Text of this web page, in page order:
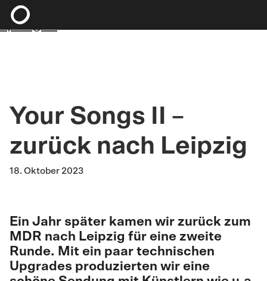
Zum Hauptinhalt springen
springen
Your Songs II –
zurück nach Leipzig
18. Oktober 2023
Ein Jahr später kamen wir zurück zum
MDR nach Leipzig für eine zweite
Runde. Mit ein paar technischen
Upgrades produzierten wir eine